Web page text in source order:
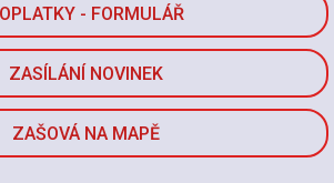
- FORMULÁŘ
ZASÍLÁNÍ NOVINEK
ZAŠOVÁ NA MAPĚ